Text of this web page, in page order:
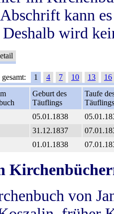
kann
Deshalb wird
1 4 7 10 13
16
Geburt des
Täuflings
Taufe
Täuflings
05.01.1838
31.12.1837
01.01.1838
von